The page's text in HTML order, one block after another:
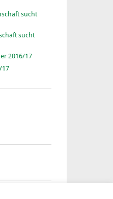
sucht
sucht
2016/17
17